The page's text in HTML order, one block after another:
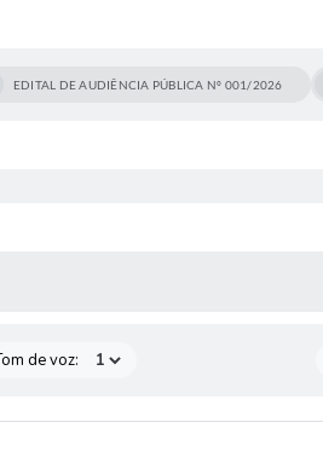
EDITAL DE AUDIÊNCIA PÚBLICA Nº 001/2026
de voz: